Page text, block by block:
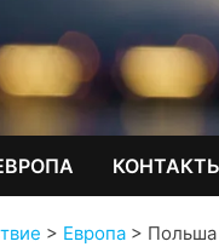
> Европа > Польша